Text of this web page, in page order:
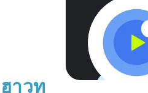
ฮาวทู